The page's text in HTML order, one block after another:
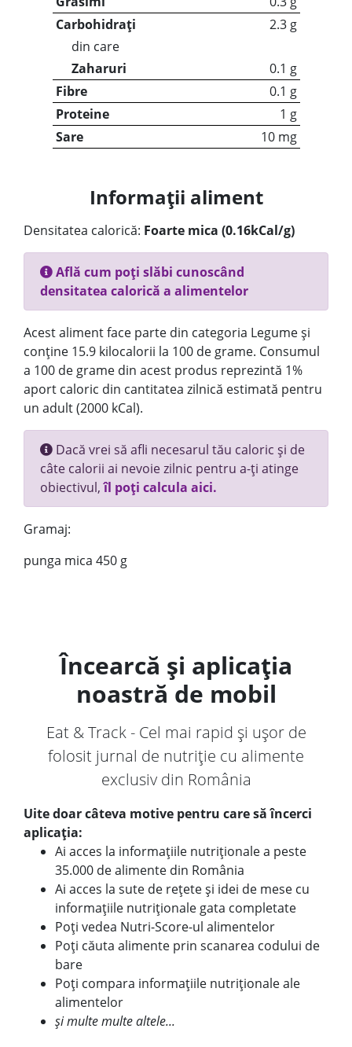
Carbohidrați
2.3 g
din care
Zaharuri
0.1 g
Fibre
0.1 g
Proteine
1 g
Sare
10 mg
Informații aliment
Densitatea calorică: Foarte mica (0.16kCal/g)
Află cum poți slăbi cunoscând
densitatea calorică a alimentelor
Acest aliment face parte din categoria Legume și
conține 15.9 kilocalorii la 100 de grame. Consumul
a 100 de grame din acest produs reprezintă 1%
aport caloric din cantitatea zilnică estimată pentru
un adult (2000 kCal).
Dacă vrei să afli necesarul tău caloric și de
câte calorii ai nevoie zilnic pentru a-ți atinge
obiectivul,îl poți calcula aici.
Gramaj:
punga mica 450 g
Încearcă și aplicația
noastră de mobil
Eat & Track - Cel mai rapid și ușor de
folosit jurnal de nutriție cu alimente
exclusiv din România
Uite doar câteva motive pentru care să încerci
aplicația:
Ai acces la informațiile nutriționale a peste
35.000 de alimente din România
Ai acces la sute de rețete și idei de mese cu
informațiile nutriționale gata completate
Poți vedea Nutri-Score-ul alimentelor
Poți căuta alimente prin scanarea codului de
bare
Poți compara informațiile nutriționale ale
alimentelor
și multe multe altele...